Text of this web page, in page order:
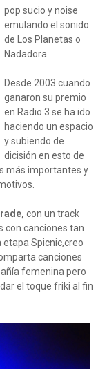
pop sucio y noise
emulando el sonido
de Los Planetas o
Nadadora.
Desde 2003 cuando
ganaron su premio
en Radio 3 se ha ido
haciendo un espacio
y subiendo de
dicisión en esto de
más importantes y
con un track
con canciones tan
etapa Spicnic,creo
canciones
femenina pero
el toque friki al fin